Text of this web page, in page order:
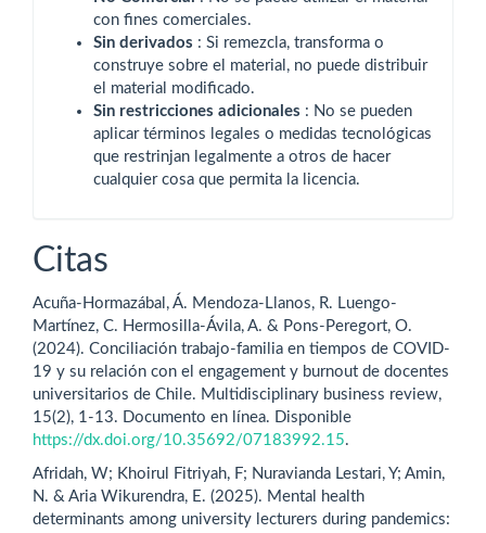
con fines comerciales.
Sin derivados : Si remezcla, transforma o
construye sobre el material, no puede distribuir
el material modificado.
Sin restricciones adicionales : No se pueden
aplicar términos legales o medidas tecnológicas
que restrinjan legalmente a otros de hacer
cualquier cosa que permita la licencia.
Citas
Acuña-Hormazábal, Á. Mendoza-Llanos, R. Luengo-
Martínez, C. Hermosilla-Ávila, A. & Pons-Peregort, O.
(2024). Conciliación trabajo-familia en tiempos de COVID-
19 y su relación con el engagement y burnout de docentes
universitarios de Chile. Multidisciplinary business review,
15(2), 1-13. Documento en línea. Disponible
https://dx.doi.org/10.35692/07183992.15.
Afridah, W; Khoirul Fitriyah, F; Nuravianda Lestari, Y; Amin,
N. & Aria Wikurendra, E. (2025). Mental health
determinants among university lecturers during pandemics: